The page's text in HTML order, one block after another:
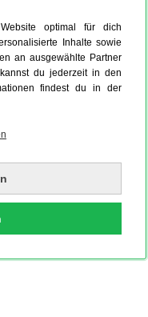
optimal für dich
Inhalte sowie
an ausgewählte Partner
du jederzeit in den
findest du in der